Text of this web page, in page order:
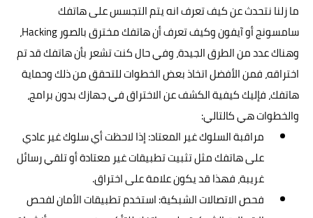
ما زلنا نتحدث عن كيف تعرف انه يتم التجسس على هاتفك
سامسونج أو آيفون وكيف تعرف أن هاتفك مخترق بالصور Hacking،
وهناك عدد من الطرق الجيدة، وفي حال كنت تشعر بأن هاتفك قد تم
اختراقه، فمن الأفضل اتخاذ بعض الخطوات للتحقق من ذلك وحماية
هاتفك، فإليك كيفية الكشف عن الاختراق في جهازك بدون برامج،
والخطوات هي كالتالي:
مراقبة السلوك غير المعتاد: إذا لاحظت أي سلوك غير عادي
على هاتفك مثل تثبيت تطبيقات غير معتادة أو تلقي رسائل
غريبة، فهذا قد يكون علامة على اختراق.
فحص الاتصالات الشبكية: استخدم تطبيقات الأمان لفحص